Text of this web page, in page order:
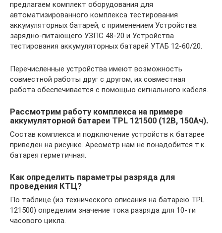
предлагаем комплект оборудования для
автоматизированного комплекса тестирования
аккумуляторных батарей, с применением Устройства
зарядно-питающего УЗПС 48-20 и Устройства
тестирования аккумуляторных батарей УТАБ 12-60/20.
Перечисленные устройства имеют возможность
совместной работы друг с другом, их совместная
работа обеспечивается с помощью сигнального кабеля.
Рассмотрим работу комплекса на примере
аккумуляторной батареи TPL 121500 (12В, 150Ач).
Состав комплекса и подключение устройств к батарее
приведен на рисунке. Ареометр нам не понадобится т.к.
батарея герметичная.
Как определить параметры разряда для
проведения КТЦ?
По таблице (из технического описания на батарею TPL
121500) определим значение тока разряда для 10-ти
часового цикла.